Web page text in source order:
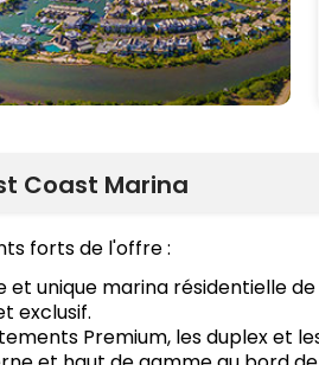
Coast Marina
forts de l'offre :
unique marina résidentielle de
exclusif.
Premium, les duplex et